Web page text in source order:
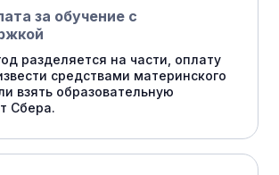
за обучение с
разделяется на части, оплату
средствами материнского
взять образовательную
Сбера.